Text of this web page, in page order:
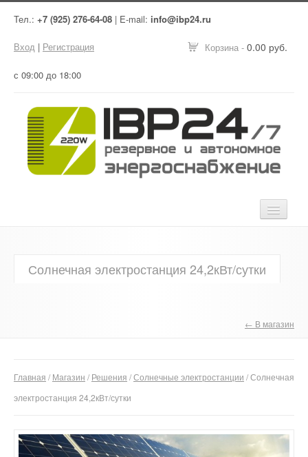
Тел.: +7 (925) 276-64-08 | E-mail: info@ibp24.ru
Корзина - 0.00 руб.
Вход | Регистрация
с 09:00 до 18:00
Оборудование
Солнечная электростанция 24,2кВт/сутки
← В магазин
Главная /Магазин /Решения /Солнечные электростанции / Солнечная
электростанция 24,2кВт/сутки